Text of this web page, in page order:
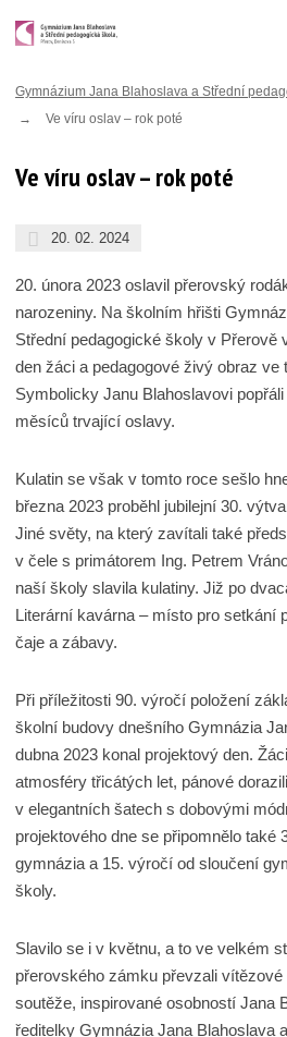
Gymnázium Jana Blahoslava a Střední
Ve víru oslav – rok poté
Ve víru oslav – rok poté
20. 02. 2024
20. února 2023 oslavil přerovský
narozeniny. Na školním hřišti
Střední pedagogické školy v Přerově
den žáci a pedagogové živý obraz ve
Symbolicky Janu Blahoslavovi
měsíců trvající oslavy.
Kulatin se však v tomto roce sešlo
března 2023 proběhl jubilejní 30.
Jiné světy, na který zavítali také
v čele s primátorem Ing. Petrem
naší školy slavila kulatiny. Již po
Literární kavárna – místo pro setkání
čaje a zábavy.
Při příležitosti 90. výročí položení
školní budovy dnešního Gymnázia
dubna 2023 konal projektový den.
atmosféry třicátých let, pánové
v elegantních šatech s dobovými
projektového dne se připomnělo také
gymnázia a 15. výročí od sloučení
školy.
Slavilo se i v květnu, a to ve velkém
přerovského zámku převzali
soutěže, inspirované osobností Jana
ředitelky Gymnázia Jana Blahoslava